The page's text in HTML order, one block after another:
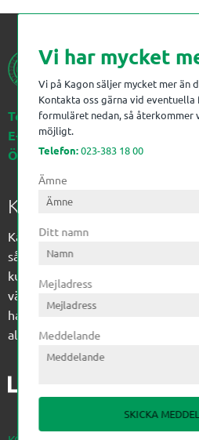
Telefon:023-383 18 00
E-post:kagon@kagon.se
Öppettider:Måndag-Fredag, 07-
Kagon AB
Kagon har sedan 1972 levererat
sågverksindustrin och övrig
kunskap med
vägen fram till paketering/
har vi ett komplement sortiment
allt ifrån slangtillverkning till
Vi har mycket
Vi på Kagon säljer mycket mer än
Kontakta oss gärna vid
formuläret nedan, så återkommer
möjligt.
Telefon:023-383 18 00
Ämne
Ditt namn
Mejladress
Meddelande
SKICKA